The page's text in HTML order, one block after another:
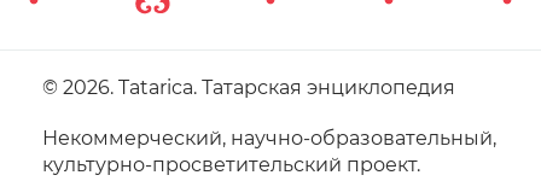
© 2026. Tatarica. Татарская энциклопедия
Некоммерческий, научно-образовательный,
культурно-просветительский проект.